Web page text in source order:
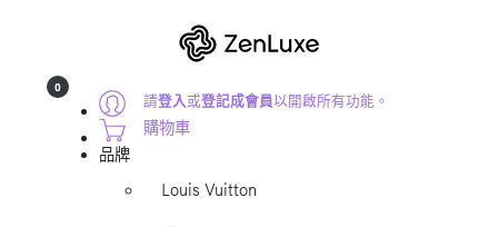
請登入或登記成會員以開啟所有功能。
0
購物車
品牌
Louis Vuitton